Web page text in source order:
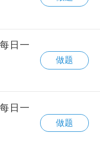
日一
做题
日一
做题